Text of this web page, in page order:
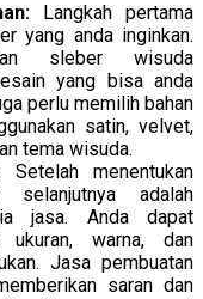
Langkah pertama
yang anda inginkan.
sleber wisuda
yang bisa anda
perlu memilih bahan
satin, velvet,
tema wisuda.
Setelah menentukan
adalah
jasa. Anda dapat
warna, dan
Jasa pembuatan
saran dan